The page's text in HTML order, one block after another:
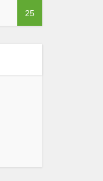
25